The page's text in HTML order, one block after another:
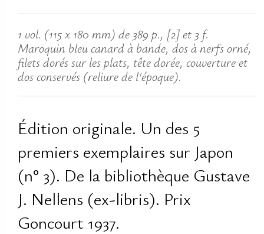
1 vol. (115 x 180 mm) de 389 p., [2] et 3 f.
Maroquin bleu canard à bande, dos à nerfs orné,
filets dorés sur les plats, tête dorée, couverture et
dos conservés (reliure de l'époque).
Édition originale. Un des 5
premiers exemplaires sur Japon
(n° 3). De la bibliothèque Gustave
J. Nellens (ex-libris). Prix
Goncourt 1937.